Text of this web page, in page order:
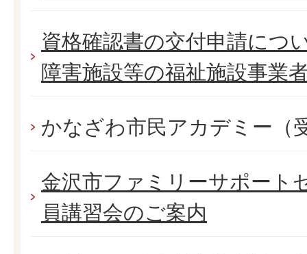
資格確認書の交付申請につ
障害施設等の福祉施設事業
かなざわ市民アカデミー（
金沢市ファミリーサポート
員講習会のご案内